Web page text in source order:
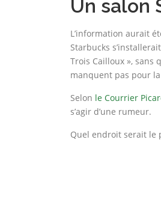
Un salon
L’information aurait
Starbucks
Trois Cailloux », sans
manquent pas pour
Selon le Courrier
s’agir d’une rumeur.
Quel endroit serait le